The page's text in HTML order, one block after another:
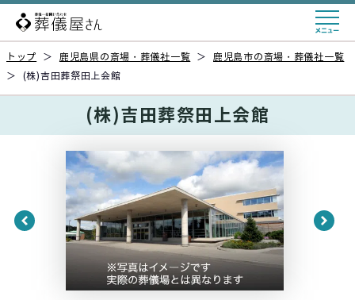
トップ ＞ 鹿児島県の斎場・葬儀社一覧 ＞
鹿児島市の斎場・葬儀社一覧
＞
(株)吉田葬祭田上会館
(株)吉田葬祭田上会館